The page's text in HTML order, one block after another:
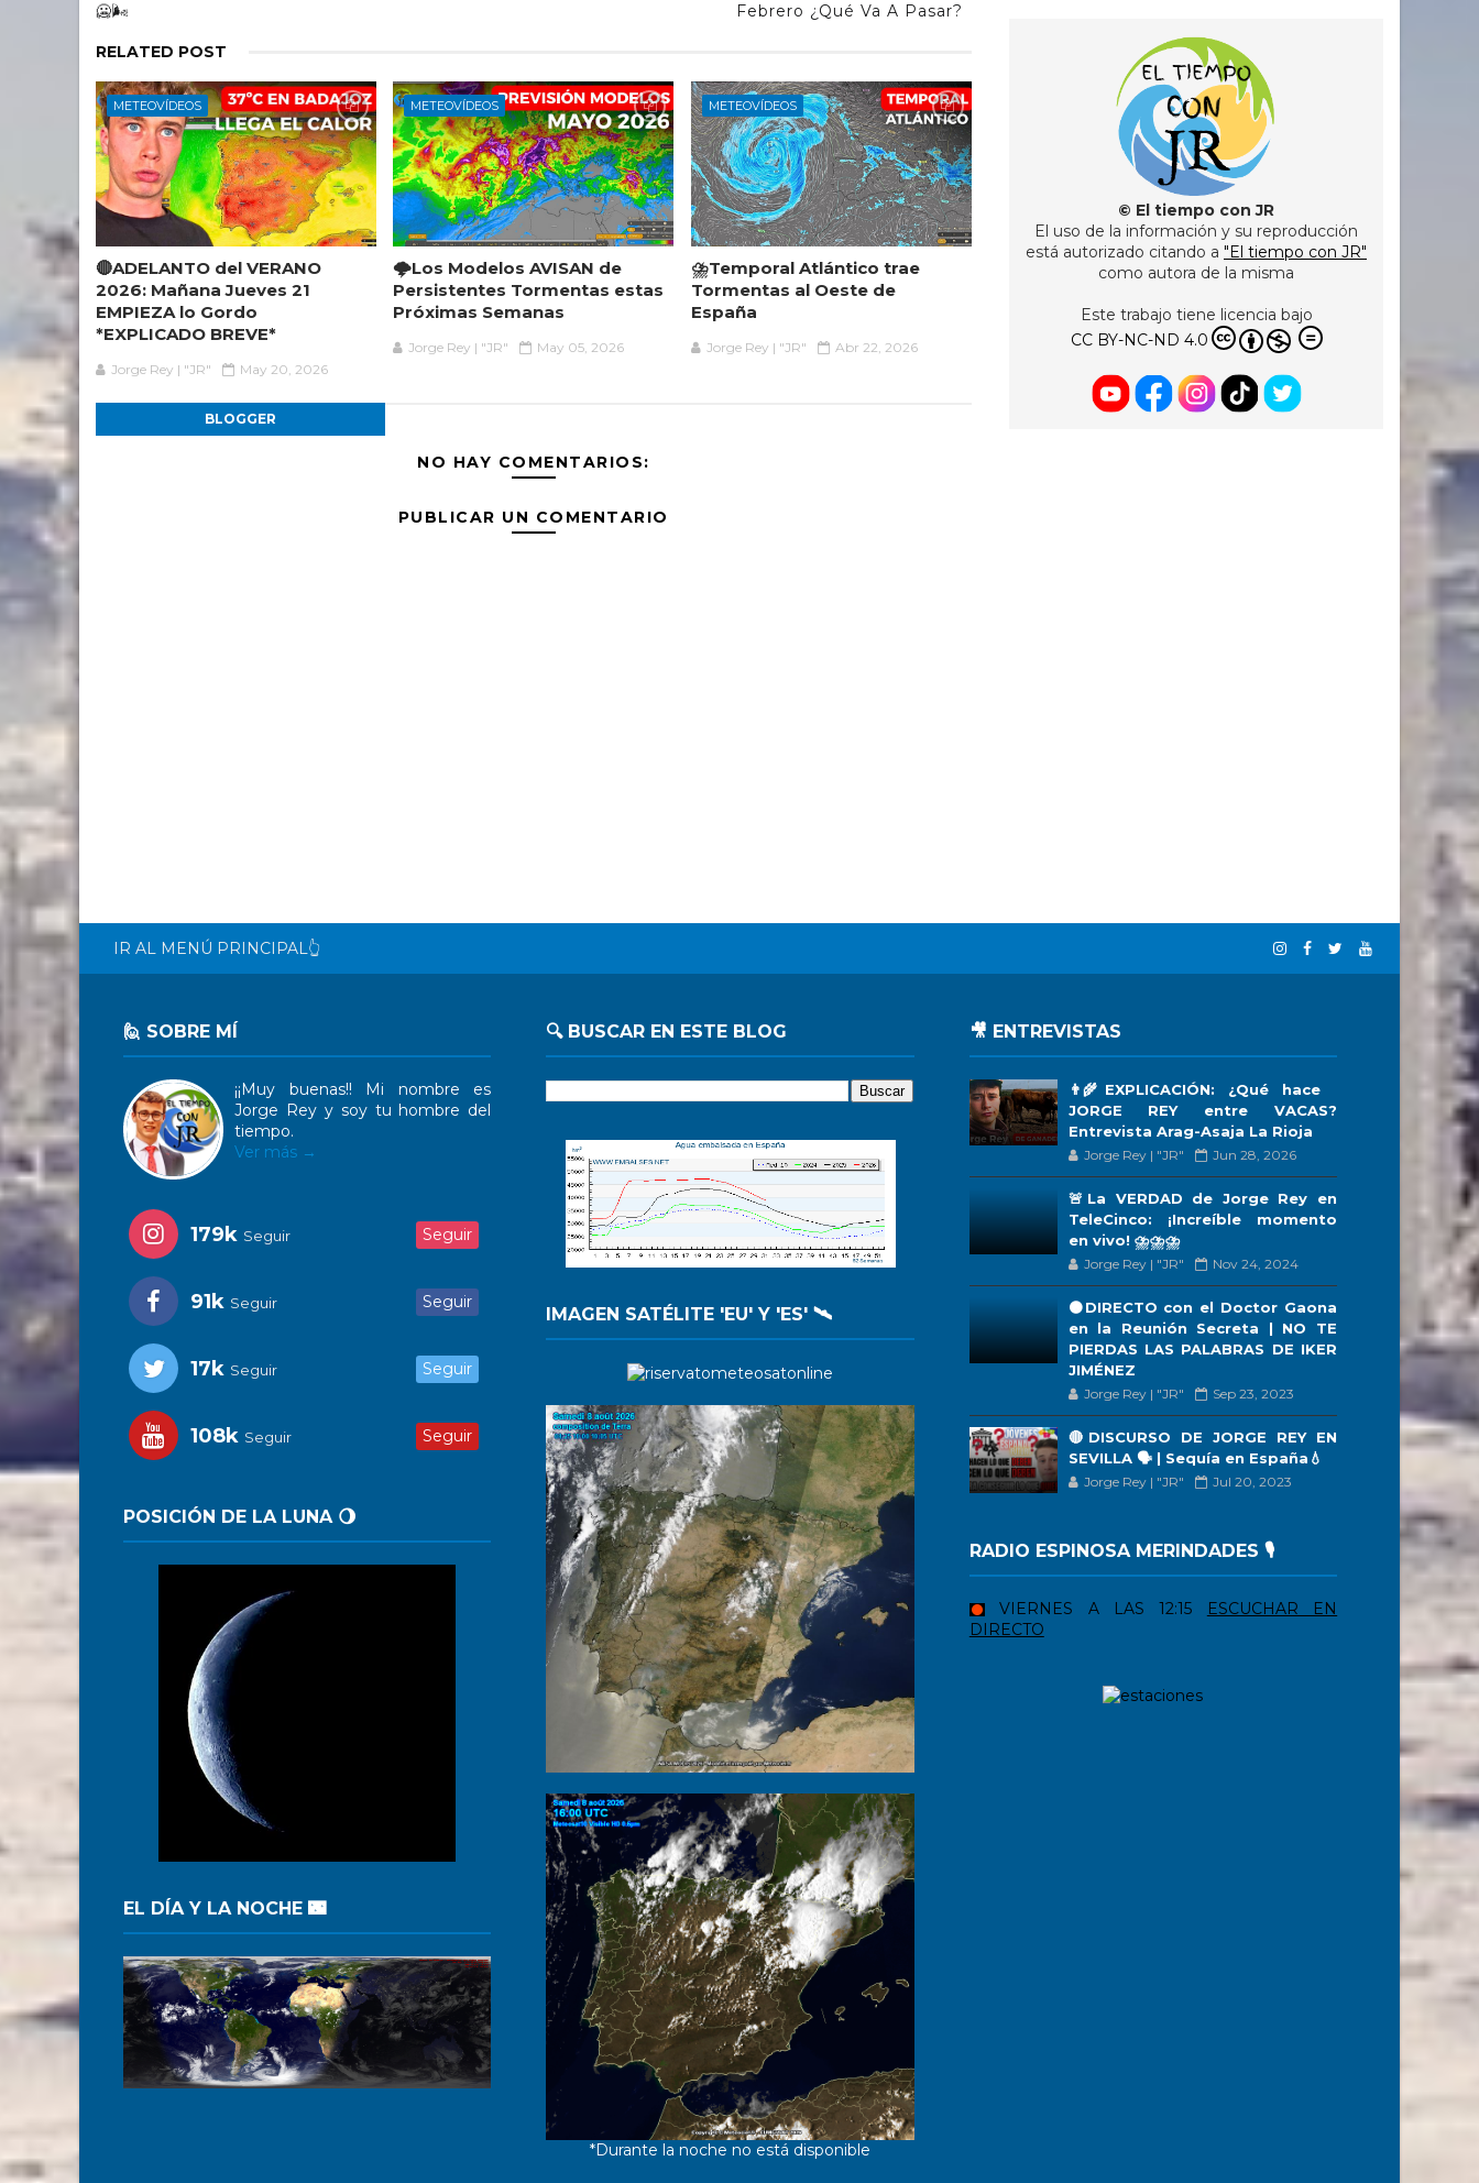
🥶🌬️
Febrero ¿Qué Va A Pasar?
RELATED POST
METEOVÍDEOS
🔴ADELANTO del VERANO
2026: Mañana Jueves 21
EMPIEZA lo Gordo
*EXPLICADO BREVE*
Jorge Rey | "JR" May 20, 2026
METEOVÍDEOS
🌩️Los Modelos AVISAN de
Persistentes Tormentas estas
Próximas Semanas
Jorge Rey | "JR" May 05, 2026
METEOVÍDEOS
⛈️Temporal Atlántico trae
Tormentas al Oeste de
España
Jorge Rey | "JR" Abr 22, 2026
BLOGGER
NO HAY COMENTARIOS:
PUBLICAR UN COMENTARIO
© El tiempo con JR
El uso de la información y su reproducción
está autorizado citando a "El tiempo con JR"
como autora de la misma
Este trabajo tiene licencia bajo
CC BY-NC-ND 4.0
IR AL MENÚ PRINCIPAL👆
🙋 SOBRE MÍ
¡¡Muy buenas!! Mi nombre es
Jorge Rey y soy tu hombre del
tiempo.
Ver más →
179k Seguir Seguir
91k Seguir Seguir
17k Seguir Seguir
108k Seguir Seguir
POSICIÓN DE LA LUNA 🌖
EL DÍA Y LA NOCHE 🌃
🔍 BUSCAR EN ESTE BLOG
IMAGEN SATÉLITE 'EU' Y 'ES' 🛰️
*Durante la noche no está disponible
🎥 ENTREVISTAS
👨‍🌾EXPLICACIÓN: ¿Qué hace
JORGE REY entre VACAS?
Entrevista Arag-Asaja La Rioja
Jorge Rey | "JR" Jun 28, 2026
🚨La VERDAD de Jorge Rey en
TeleCinco: ¡Increíble momento
en vivo! ⛈️⛈️⛈️
Jorge Rey | "JR" Nov 24, 2024
🟠DIRECTO con el Doctor Gaona
en la Reunión Secreta | NO TE
PIERDAS LAS PALABRAS DE IKER
JIMÉNEZ
Jorge Rey | "JR" Sep 23, 2023
🔴DISCURSO DE JORGE REY EN
SEVILLA 🗣 | Sequía en España💧
Jorge Rey | "JR" Jul 20, 2023
RADIO ESPINOSA MERINDADES 🎙️
VIERNES A LAS 12:15
ESCUCHAR EN
DIRECTO